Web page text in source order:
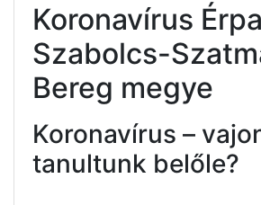
Koronavírus
Szabolcs-
Bereg megye
Koronavírus –
tanultunk belőle?